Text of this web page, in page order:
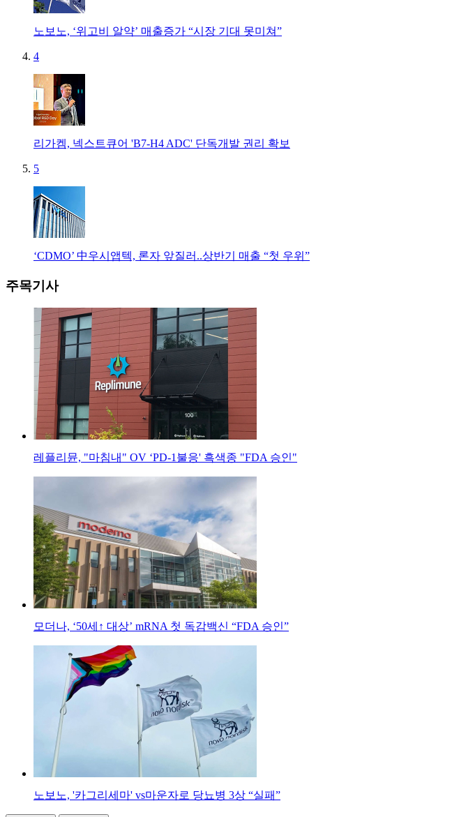
노보노, ‘위고비 알약’ 매출증가 “시장 기대 못미쳐”
4
리가켐, 넥스트큐어 'B7-H4 ADC' 단독개발 권리 확보
5
‘CDMO’ 中우시앱텍, 론자 앞질러..상반기 매출 “첫 우위”
주목기사
레플리뮨, "마침내" OV ‘PD-1불응' 흑색종 "FDA 승인"
모더나, ‘50세↑ 대상’ mRNA 첫 독감백신 “FDA 승인”
노보노, '카그리세마' vs마운자로 당뇨병 3상 “실패”